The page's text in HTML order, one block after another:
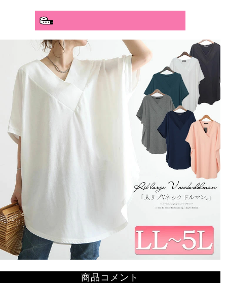
商品コメント